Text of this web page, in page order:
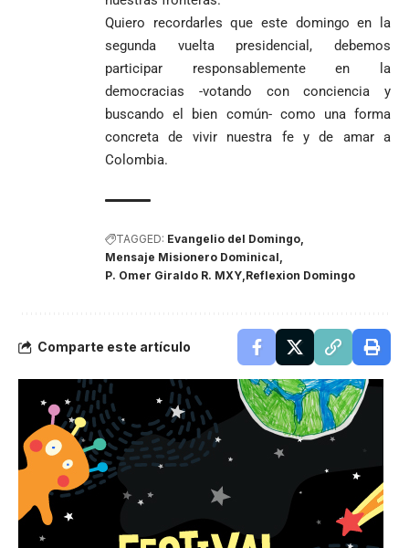
Quiero recordarles que este domingo en la
segunda vuelta presidencial, debemos
participar responsablemente en la
democracias -votando con conciencia y
buscando el bien común- como una forma
concreta de vivir nuestra fe y de amar a
Colombia.
TAGGED: Evangelio del Domingo
Mensaje Misionero Dominical
P. Omer Giraldo R. MXY Reflexion Domingo
Comparte este artículo